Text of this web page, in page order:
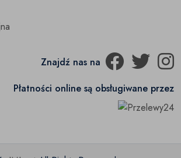
Znajdź nas na
Płatności online są obsługiwane przez